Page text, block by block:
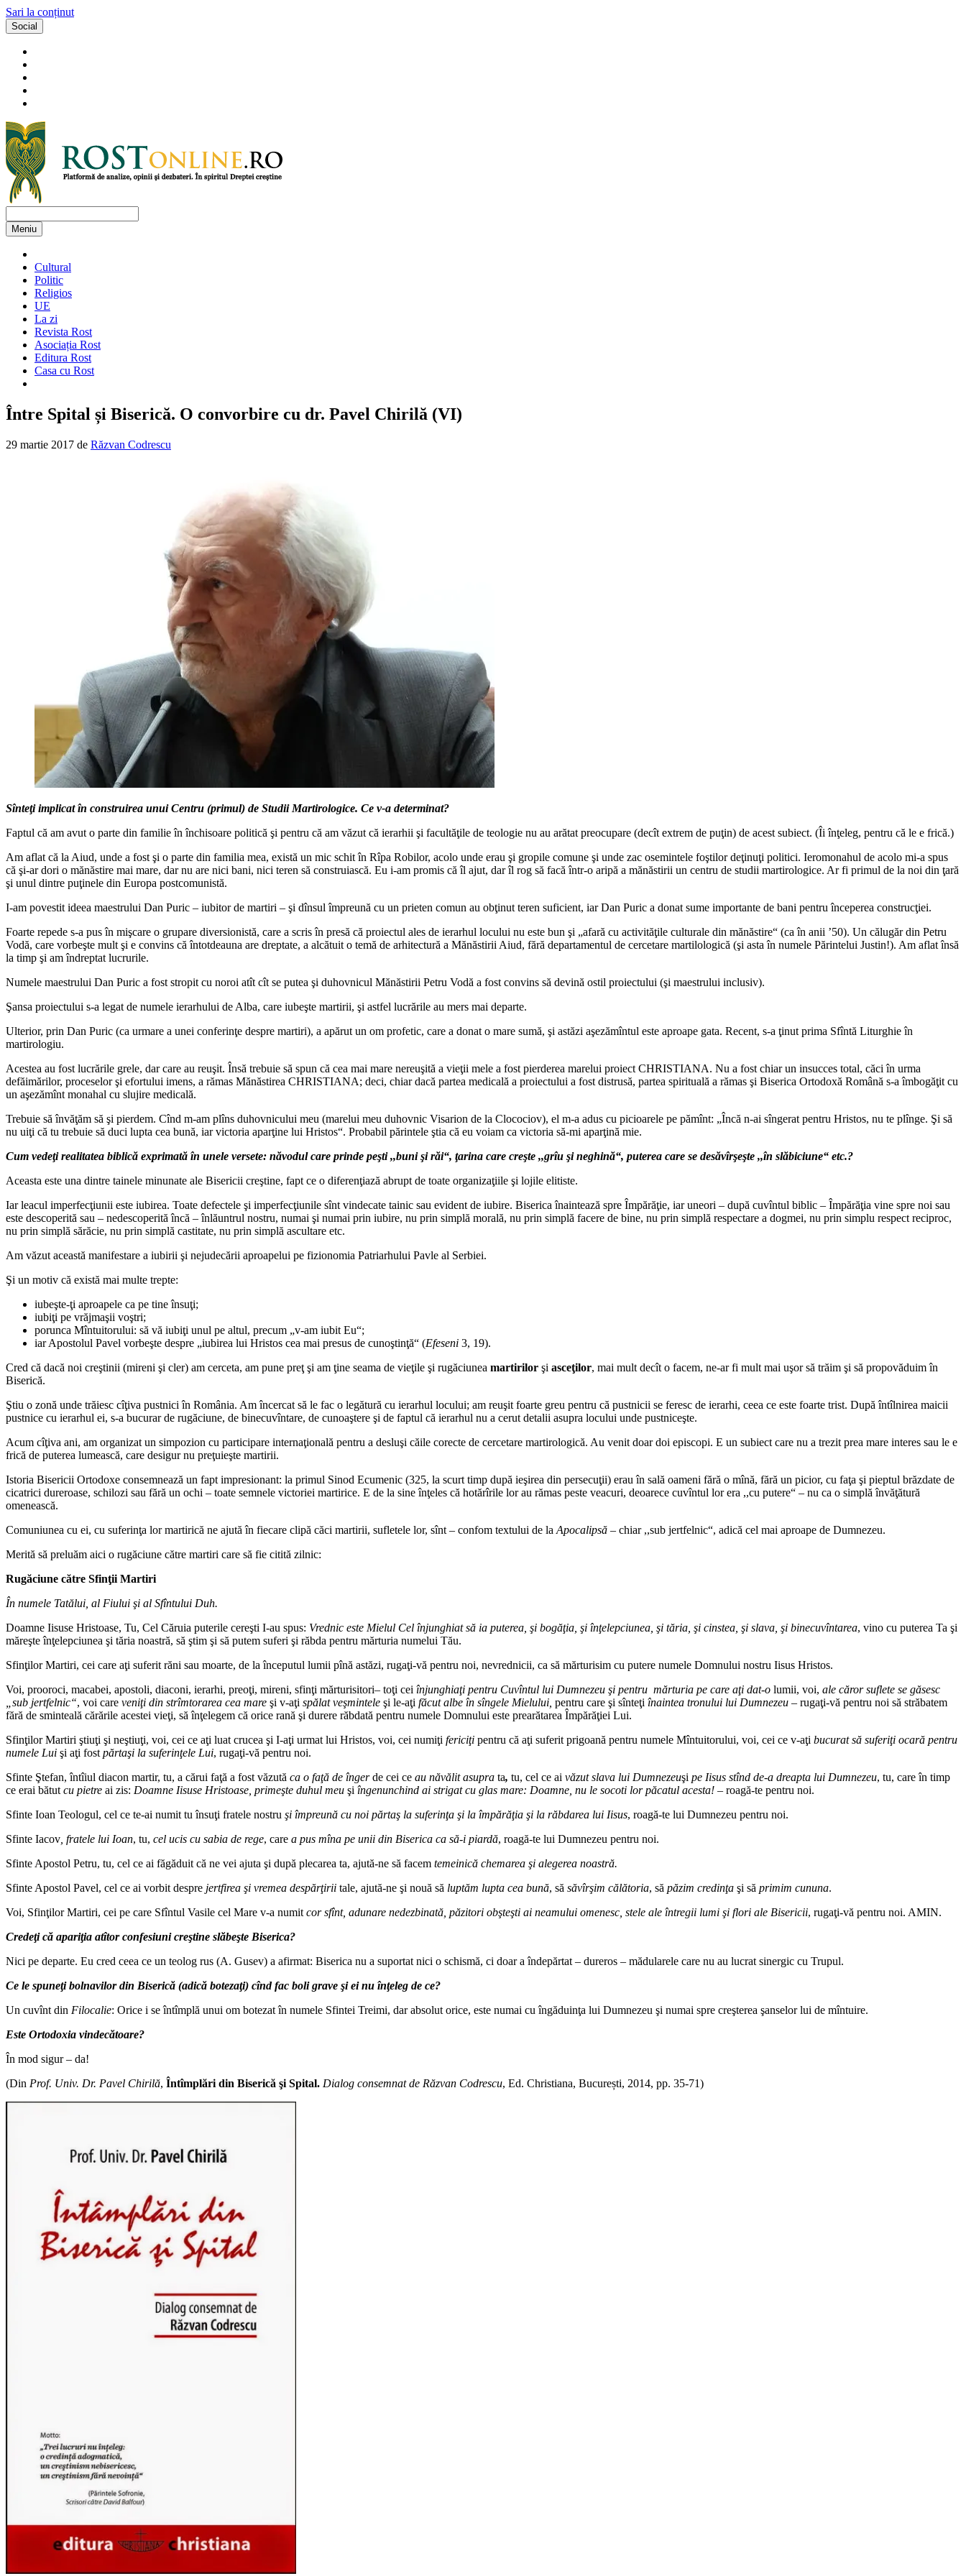
Sari la conținut
Social
Meniu
Cultural
Politic
Religios
UE
La zi
Revista Rost
Asociația Rost
Editura Rost
Casa cu Rost
Între Spital și Biserică. O convorbire cu dr. Pavel Chirilă (VI)
29 martie 2017 de Răzvan Codrescu
Sînteţi implicat în construirea unui Centru (primul) de Studii Martirologice. Ce v‑a determinat?
Faptul că am avut o parte din familie în închisoare politică şi pentru că am văzut că ierarhii şi facultăţile de teologie nu au arătat preocupare (decît extrem de puţin) de acest subiect. (Îi înţeleg, pentru că le e frică.)
Am aflat că la Aiud, unde a fost şi o parte din familia mea, există un mic schit în Rîpa Robilor, acolo unde erau şi gropile comune şi unde zac osemintele foştilor deţinuţi politici. Ieromonahul de acolo mi‑a spus
că şi‑ar dori o mănăstire mai mare, dar nu are nici bani, nici teren să construiască. Eu i‑am promis că îl ajut, dar îl rog să facă într‑o aripă a mănăstirii un centru de studii martirologice. Ar fi primul de la noi din ţară
şi unul dintre puţinele din Europa postcomunistă.
I‑am povestit ideea maestrului Dan Puric – iubitor de martiri – şi dînsul împreună cu un prieten comun au obţinut teren suficient, iar Dan Puric a donat sume importante de bani pentru începerea construcţiei.
Foarte repede s‑a pus în mişcare o grupare diversionistă, care a scris în presă că proiectul ales de ierarhul locului nu este bun şi „afară cu activităţile culturale din mănăstire“ (ca în anii ’50). Un călugăr din Petru
Vodă, care vorbeşte mult şi e convins că întotdeauna are dreptate, a alcătuit o temă de arhitectură a Mănăstirii Aiud, fără departamentul de cercetare martilologică (şi asta în numele Părintelui Justin!). Am aflat însă
la timp şi am îndreptat lucrurile.
Numele maestrului Dan Puric a fost stropit cu noroi atît cît se putea şi duhovnicul Mănăstirii Petru Vodă a fost convins să devină ostil proiectului (şi maestrului inclusiv).
Şansa proiectului s‑a legat de numele ierarhului de Alba, care iubeşte martirii, şi astfel lucrările au mers mai departe.
Ulterior, prin Dan Puric (ca urmare a unei conferinţe despre martiri), a apărut un om profetic, care a donat o mare sumă, şi astăzi aşezămîntul este aproape gata. Recent, s‑a ţinut prima Sfîntă Liturghie în
martirologiu.
Acestea au fost lucrările grele, dar care au reuşit. Însă trebuie să spun că cea mai mare nereuşită a vieţii mele a fost pierderea marelui proiect CHRISTIANA. Nu a fost chiar un insucces total, căci în urma
defăimărilor, proceselor şi efortului imens, a rămas Mănăstirea CHRISTIANA; deci, chiar dacă partea medicală a proiectului a fost distrusă, partea spirituală a rămas şi Biserica Ortodoxă Română s‑a îmbogăţit cu
un aşezămînt monahal cu slujire medicală.
Trebuie să învăţăm să şi pierdem. Cînd m‑am plîns duhovnicului meu (marelui meu duhovnic Visarion de la Clocociov), el m‑a adus cu picioarele pe pămînt: „Încă n‑ai sîngerat pentru Hristos, nu te plînge. Şi să
nu uiţi că tu trebuie să duci lupta cea bună, iar victoria aparţine lui Hristos“. Probabil părintele ştia că eu voiam ca victoria să‑mi aparţină mie.
Cum vedeţi realitatea biblică exprimată în unele versete: năvodul care prinde peşti ,,buni şi răi“, ţarina care creşte ,,grîu şi neghină“, puterea care se desăvîrşeşte ,,în slăbiciune“ etc.?
Aceasta este una dintre tainele minunate ale Bisericii creştine, fapt ce o diferenţiază abrupt de toate organizaţiile şi lojile elitiste.
Iar leacul imperfecţiunii este iubirea. Toate defectele şi imperfecţiunile sînt vindecate tainic sau evident de iubire. Biserica înaintează spre Împărăţie, iar uneori – după cuvîntul biblic – Împărăţia vine spre noi sau
este descoperită sau – nedescoperită încă – înlăuntrul nostru, numai şi numai prin iubire, nu prin simplă morală, nu prin simplă facere de bine, nu prin simplă respectare a dogmei, nu prin simplu respect reciproc,
nu prin simplă sărăcie, nu prin simplă castitate, nu prin simplă ascultare etc.
Am văzut această manifestare a iubirii şi nejudecării aproapelui pe fizionomia Patriarhului Pavle al Serbiei.
Şi un motiv că există mai multe trepte:
iubeşte‑ţi aproapele ca pe tine însuţi;
iubiţi pe vrăjmaşii voştri;
porunca Mîntuitorului: să vă iubiţi unul pe altul, precum „v‑am iubit Eu“;
iar Apostolul Pavel vorbeşte despre „iubirea lui Hristos cea mai presus de cunoştinţă“ (Efeseni 3, 19).
Cred că dacă noi creştinii (mireni şi cler) am cerceta, am pune preţ şi am ţine seama de vieţile şi rugăciunea martirilor şi asceţilor, mai mult decît o facem, ne‑ar fi mult mai uşor să trăim şi să propovăduim în
Biserică.
Ştiu o zonă unde trăiesc cîţiva pustnici în România. Am încercat să le fac o legătură cu ierarhul locului; am reuşit foarte greu pentru că pustnicii se feresc de ierarhi, ceea ce este foarte trist. După întîlnirea maicii
pustnice cu ierarhul ei, s-a bucurar de rugăciune, de binecuvîntare, de cunoaştere şi de faptul că ierarhul nu a cerut detalii asupra locului unde pustniceşte.
Acum cîţiva ani, am organizat un simpozion cu participare internaţională pentru a desluşi căile corecte de cercetare martirologică. Au venit doar doi episcopi. E un subiect care nu a trezit prea mare interes sau le e
frică de puterea lumească, care desigur nu preţuieşte martirii.
Istoria Bisericii Ortodoxe consemnează un fapt impresionant: la primul Sinod Ecumenic (325, la scurt timp după ieşirea din persecuţii) erau în sală oameni fără o mînă, fără un picior, cu faţa şi pieptul brăzdate de
cicatrici dureroase, schilozi sau fără un ochi – toate semnele victoriei martirice. E de la sine înţeles că hotărîrile lor au rămas peste veacuri, deoarece cuvîntul lor era ,,cu putere“ – nu ca o simplă învăţătură
omenească.
Comuniunea cu ei, cu suferinţa lor martirică ne ajută în fiecare clipă căci martirii, sufletele lor, sînt – confom textului de la Apocalipsă – chiar ,,sub jertfelnic“, adică cel mai aproape de Dumnezeu.
Merită să preluăm aici o rugăciune către martiri care să fie citită zilnic:
Rugăciune către Sfinţii Martiri
În numele Tatălui, al Fiului şi al Sfîntului Duh.
Doamne Iisuse Hristoase, Tu, Cel Căruia puterile cereşti I‑au spus: Vrednic este Mielul Cel înjunghiat să ia puterea, şi bogăţia, şi înţelepciunea, şi tăria, şi cinstea, şi slava, şi binecuvîntarea, vino cu puterea Ta şi
măreşte înţelepciunea şi tăria noastră, să ştim şi să putem suferi şi răbda pentru mărturia numelui Tău.
Sfinţilor Martiri, cei care aţi suferit răni sau moarte, de la începutul lumii pînă astăzi, rugaţi‑vă pentru noi, nevrednicii, ca să mărturisim cu putere numele Domnului nostru Iisus Hristos.
Voi, prooroci, macabei, apostoli, diaconi, ierarhi, preoţi, mireni, sfinţi mărturisitori– toţi cei înjunghiaţi pentru Cuvîntul lui Dumnezeu şi pentru mărturia pe care aţi dat‑o lumii, voi, ale căror suflete se găsesc
„sub jertfelnic“, voi care veniţi din strîmtorarea cea mare şi v‑aţi spălat veşmintele şi le‑aţi făcut albe în sîngele Mielului, pentru care şi sînteţi înaintea tronului lui Dumnezeu – rugaţi‑vă pentru noi să străbatem
fără de sminteală cărările acestei vieţi, să înţelegem că orice rană şi durere răbdată pentru numele Domnului este prearătarea Împără­ţiei Lui.
Sfinţilor Martiri ştiuţi şi neştiuţi, voi, cei ce aţi luat crucea şi I‑aţi urmat lui Hristos, voi, cei numiţi fericiţi pentru că aţi suferit prigoană pentru numele Mîntuitorului, voi, cei ce v‑aţi bucurat să suferiţi ocară pentru
numele Lui şi aţi fost părtaşi la suferinţele Lui, rugaţi‑vă pentru noi.
Sfinte Ştefan, întîiul diacon martir, tu, a cărui faţă a fost văzută ca o faţă de îngerde cei ce au năvălit asupra ta, tu, cel ce ai văzut slava lui Dumnezeuşi pe Iisus stînd de‑a dreapta lui Dumnezeu, tu, care în timp
ce erai bătut cu pietre ai zis: Doamne Iisuse Hristoase, primeşte duhul meu şi îngenunchind ai strigat cu glas mare: Doamne, nu le socoti lor păcatul acesta! – roagă‑te pentru noi.
Sfinte Ioan Teologul, cel ce te‑ai numit tu însuţi fratele nostru şi împreună cu noi părtaş la suferinţa şi la împărăţia şi la răbdarea lui Iisus, roagă‑te lui Dumnezeu pentru noi.
Sfinte Iacov , fratele lui Ioan, tu, cel ucis cu sabia de rege, care a pus mîna pe unii din Biserica ca să‑i piardă, roagă‑te lui Dumnezeu pentru noi.
Sfinte Apostol Petru, tu, cel ce ai făgăduit că ne vei ajuta şi după plecarea ta, ajută‑ne să facem temeinică chemarea şi alegerea noastră.
Sfinte Apostol Pavel, cel ce ai vorbit despre jertfirea şi vremea despărţirii tale, ajută‑ne şi nouă să luptăm lupta cea bună, să săvîrşim călătoria, să păzim credinţa şi să primim cununa.
Voi, Sfinţilor Martiri, cei pe care Sfîntul Vasile cel Mare v‑a numit cor sfînt, adunare nedezbinată, păzitori obşteşti ai neamului omenesc, stele ale întregii lumi şi flori ale Bisericii, rugaţi‑vă pentru noi. AMIN.
Credeţi că apariţia atîtor confesiuni creştine slăbeşte Biserica?
Nici pe departe. Eu cred ceea ce un teolog rus (A. Gusev) a afirmat: Biserica nu a suportat nici o schismă, ci doar a îndepărtat – dureros – mădularele care nu au lucrat sinergic cu Trupul.
Ce le spuneţi bolnavilor din Biserică (adică botezaţi) cînd fac boli grave şi ei nu înţeleg de ce?
Un cuvînt din Filocalie: Orice i se întîmplă unui om botezat în numele Sfintei Treimi, dar absolut orice, este numai cu îngăduinţa lui Dumnezeu şi numai spre creşterea şanselor lui de mîntuire.
Este Ortodoxia vindecătoare?
În mod sigur – da!
(Din Prof. Univ. Dr. Pavel Chirilă, Întîmplări din Biserică şi Spital. Dialog consemnat de Răzvan Codrescu, Ed. Christiana, București, 2014, pp. 35-71)